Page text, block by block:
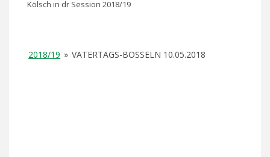
Kölsch in dr Session 2018/19
2018/19 » VATERTAGS-BOSSELN 10.05.2018